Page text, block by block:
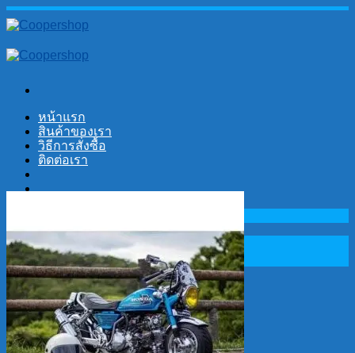
Skip
to
หน้าแรก
สินค้าของเรา
วิธีการสั่งซื้อ
ติดต่อเรา
Search
for:
Cart
No products in the cart.